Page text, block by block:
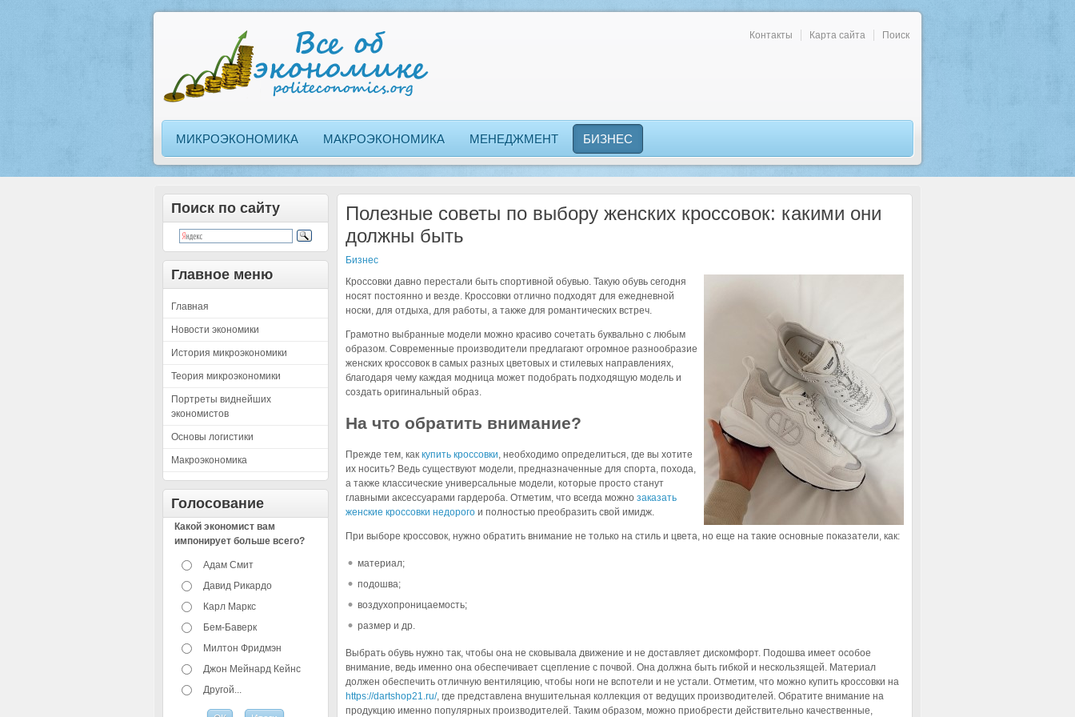
Контакты Карта сайта Поиск
МИКРОЭКОНОМИКА МАКРОЭКОНОМИКА МЕНЕДЖМЕНТ БИЗНЕС
Поиск по сайту
Главное меню
Главная
Новости экономики
История микроэкономики
Теория микроэкономики
Портреты виднейших
экономистов
Основы логистики
Макроэкономика
Голосование
Какой экономист вам
импонирует больше всего?
Адам Смит
Давид Рикардо
Карл Маркс
Бем-Баверк
Милтон Фридмэн
Джон Мейнард Кейнс
Другой...
Полезные советы по выбору женских кроссовок: какими они
должны быть
Бизнес
Кроссовки давно перестали быть спортивной обувью. Такую обувь сегодня
носят постоянно и везде. Кроссовки отлично подходят для ежедневной
носки, для отдыха, для работы, а также для романтических встреч.
Грамотно выбранные модели можно красиво сочетать буквально с любым
образом. Современные производители предлагают огромное разнообразие
женских кроссовок в самых разных цветовых и стилевых направлениях,
благодаря чему каждая модница может подобрать подходящую модель и
создать оригинальный образ.
На что обратить внимание?
Прежде тем, каккупить кроссовки, необходимо определиться, где вы хотите
их носить? Ведь существуют модели, предназначенные для спорта, похода,
а также классические универсальные модели, которые просто станут
главными аксессуарами гардероба. Отметим, что всегда можнозаказать
женские кроссовки недорого и полностью преобразить свой имидж.
При выборе кроссовок, нужно обратить внимание не только на стиль и цвета, но еще на такие основные показатели, как:
материал;
подошва;
воздухопроницаемость;
размер и др.
Выбрать обувь нужно так, чтобы она не сковывала движение и не доставляет дискомфорт. Подошва имеет особое
внимание, ведь именно она обеспечивает сцепление с почвой. Она должна быть гибкой и нескользящей. Материал
должен обеспечить отличную вентиляцию, чтобы ноги не вспотели и не устали. Отметим, что можно купить кроссовки на
https://dartshop21.ru/, где представлена внушительная коллекция от ведущих производителей. Обратите внимание на
продукцию именно популярных производителей. Таким образом, можно приобрести действительно качественные,